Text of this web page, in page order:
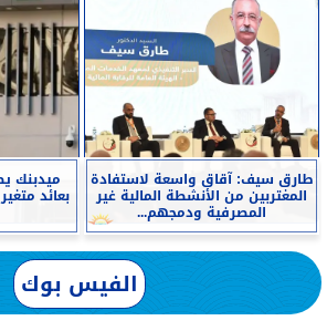
طارق سيف: آقاق واسعة لاستفادة
المغتربين من الأنشطة المالية غير
المصرفية ودمجهم...
الفيس بوك